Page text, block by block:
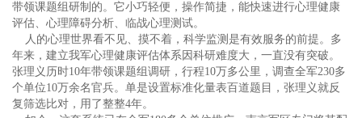
带领课题组研制的。它小巧轻便，操作简捷，能快速进行心理健康
评估、心理障碍分析、临战心理测试。
人的心理世界看不见、摸不着，科学监测是有效服务的前提。多
年来，建立我军心理健康评估体系因科研难度大，一直没有突破。
张理义历时10年带领课题组调研，行程10万多公里，调查全军230多
个单位10万余名官兵。单是设置标准化量表百道题目，张理义就反
复筛选比对，用了整整4年。